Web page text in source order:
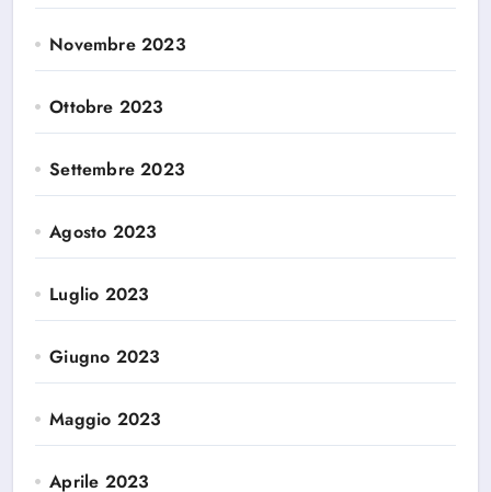
Novembre 2023
Ottobre 2023
Settembre 2023
Agosto 2023
Luglio 2023
Giugno 2023
Maggio 2023
Aprile 2023